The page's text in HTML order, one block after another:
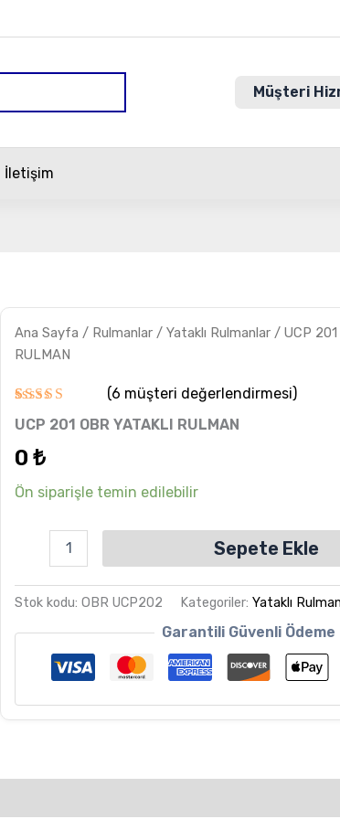
Müşteri
İletişim
Ana Sayfa / Rulmanlar /Yataklı Rulmanlar / UCP 201
RULMAN
6
müşteri
puanına
5 üzerinden
aldı
(6 müşteri değerlendirmesi)
UCP 201 OBR YATAKLI RULMAN
0₺
Ön siparişle temin edilebilir
201
OBR
RULMAN
Sepete Ekle
Stok kodu:OBR UCP202 Kategoriler:Yataklı
Garantili Güvenli Ödeme